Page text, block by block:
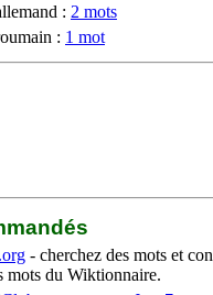
: 2 mots
: 1 mot
- cherchez des mots et
mots du Wiktionnaire.